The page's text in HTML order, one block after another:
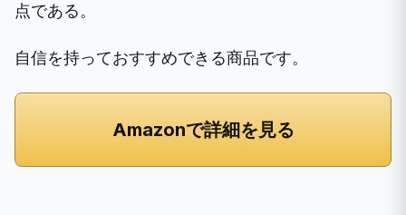
点である。
自信を持っておすすめできる商品です。
Amazonで詳細を見る